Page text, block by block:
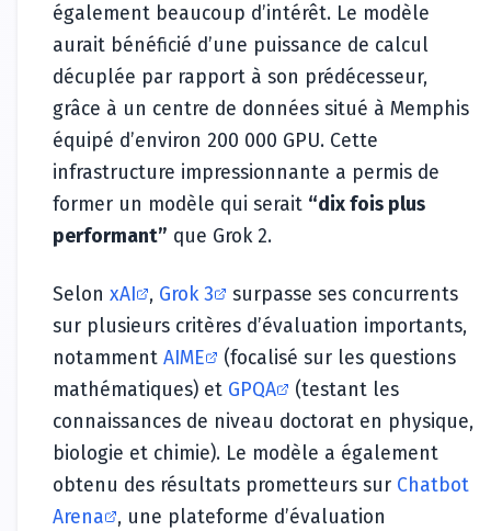
également beaucoup d’intérêt. Le modèle
aurait bénéficié d’une puissance de calcul
décuplée par rapport à son prédécesseur,
grâce à un centre de données situé à Memphis
équipé d’environ 200 000 GPU. Cette
infrastructure impressionnante a permis de
former un modèle qui serait “dix fois plus
performant” que Grok 2.
Selon xAI , Grok 3
surpasse ses concurrents
sur plusieurs critères d’évaluation importants,
notamment AIME
(focalisé sur les questions
mathématiques) et GPQA
(testant les
connaissances de niveau doctorat en physique,
biologie et chimie). Le modèle a également
obtenu des résultats prometteurs sur Chatbot
Arena
, une plateforme d’évaluation